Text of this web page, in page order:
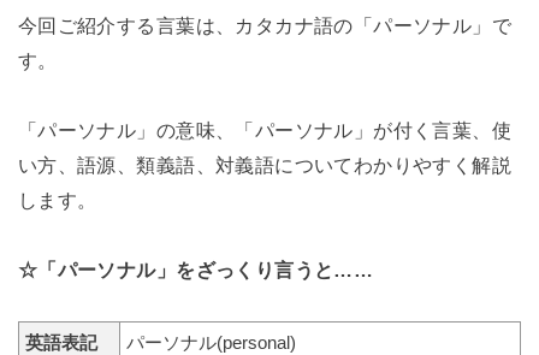
今回ご紹介する言葉は、カタカナ語の「パーソナル」で
す。
「パーソナル」の意味、「パーソナル」が付く言葉、使
い方、語源、類義語、対義語についてわかりやすく解説
します。
☆「パーソナル」をざっくり言うと……
英語表記 パーソナル(personal)